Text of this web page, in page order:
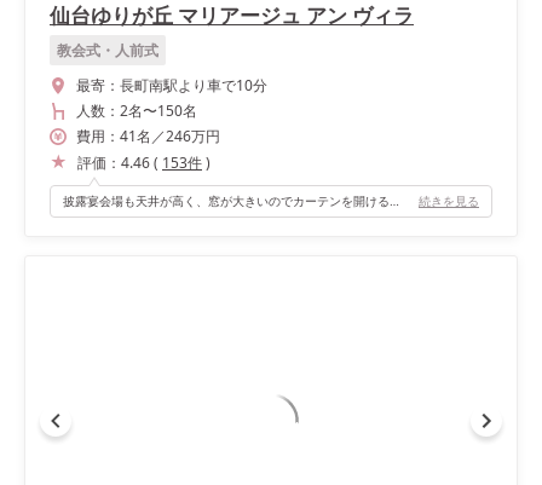
仙台ゆりが丘 マリアージュ アン ヴィラ
教会式・人前式
最寄： 長町南駅より車で10分
人数： 2名〜150名
費用： 41名 ／246万円
評価： 4.46( 153件)
披露宴会場も天井が高く、窓が大きいのでカーテンを開けると自然光がたくさん入るところがお気に入りです。 白を基調としているので、何色のカラードレスでも映えます！憧れていたガーデン入場ではゲストにとても驚いていただくことができ、何度も動画を見返しています（笑） また高砂をソファー席にしたので、ゲストが写真を撮りに来てくれたことが嬉しかったです♡ 続きを見る